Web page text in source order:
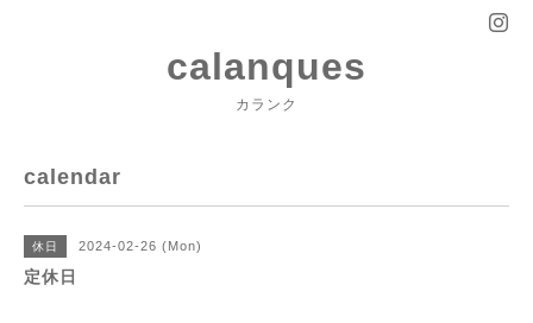
calanques
カランク
calendar
休日 2024-02-26 (Mon)
定休日